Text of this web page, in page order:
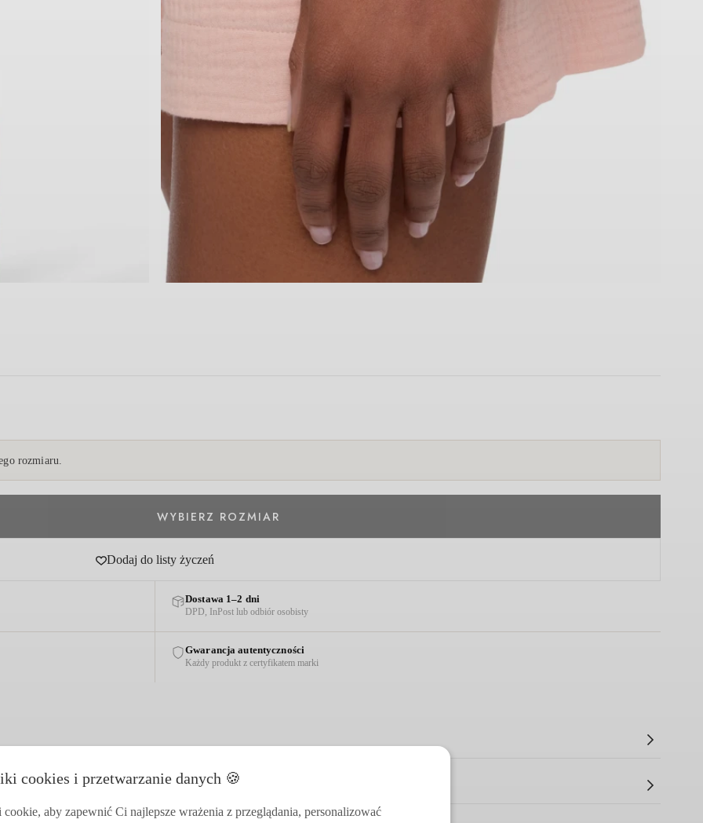
rozmiaru.
Dodaj do listy życzeń
Dostawa 1–2 dni
DPD, InPost lub odbiór osobisty
Gwarancja autentyczności
Każdy produkt z certyfikatem marki
cookies i przetwarzanie danych 🍪
aby zapewnić Ci najlepsze wrażenia z przeglądania, personalizować